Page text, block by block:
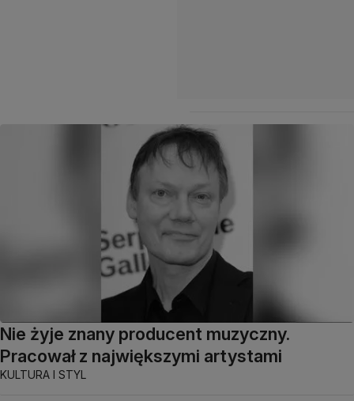
Nie żyje znany producent muzyczny.
Pracował z największymi artystami
KULTURA I STYL